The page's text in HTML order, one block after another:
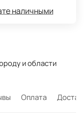
наличными
и области
Оплата